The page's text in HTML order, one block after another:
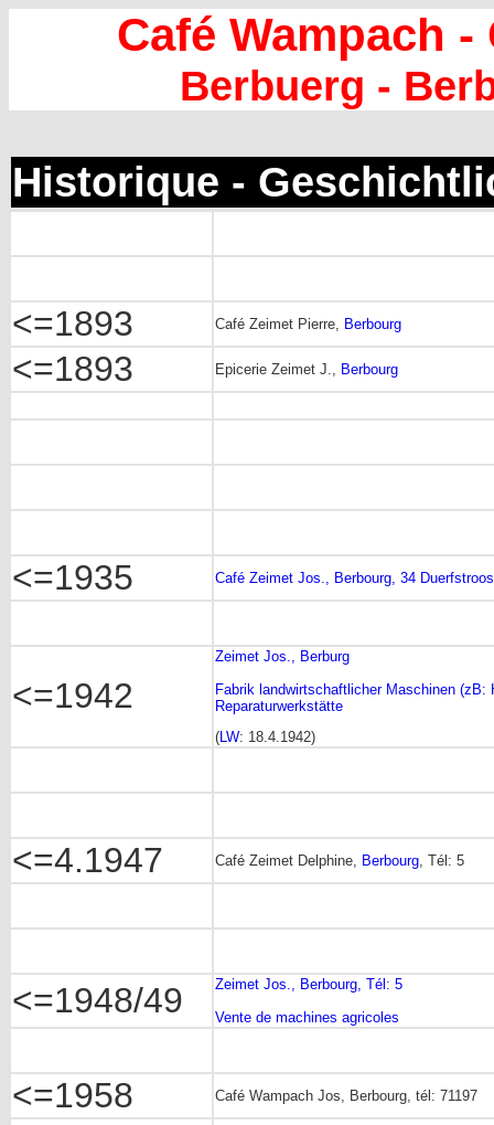
Café Wampach
Berbuerg -
Historique -
<=1893 Café Zeimet Pierre, Berbourg
<=1893 Epicerie Zeimet J., Berbourg
<=1935 Café Zeimet Jos., Berbourg, 34
<=1942
Zeimet Jos., Berburg
Fabrik landwirtschaftlicher Maschinen (zB:
Reparaturwerkstätte
(LW: 18.4.1942)
<=4.1947 Café Zeimet Delphine, Berbourg, Tél: 5
<=1948/49
Zeimet Jos., Berbourg, Tél: 5
Vente de machines agricoles
<=1958 Café Wampach Jos, Berbourg, tél: 71197